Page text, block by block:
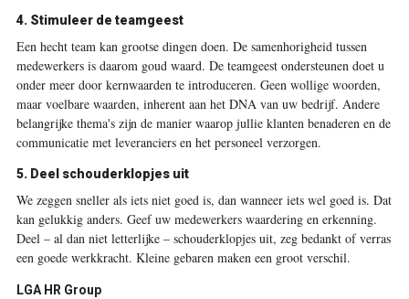
4. Stimuleer de teamgeest
Een hecht team kan grootse dingen doen. De samenhorigheid tussen
medewerkers is daarom goud waard. De teamgeest ondersteunen doet u
onder meer door kernwaarden te introduceren. Geen wollige woorden,
maar voelbare waarden, inherent aan het DNA van uw bedrijf. Andere
belangrijke thema's zijn de manier waarop jullie klanten benaderen en de
communicatie met leveranciers en het personeel verzorgen.
5. Deel schouderklopjes uit
We zeggen sneller als iets niet goed is, dan wanneer iets wel goed is. Dat
kan gelukkig anders. Geef uw medewerkers waardering en erkenning.
Deel – al dan niet letterlijke – schouderklopjes uit, zeg bedankt of verras
een goede werkkracht. Kleine gebaren maken een groot verschil.
LGA HR Group